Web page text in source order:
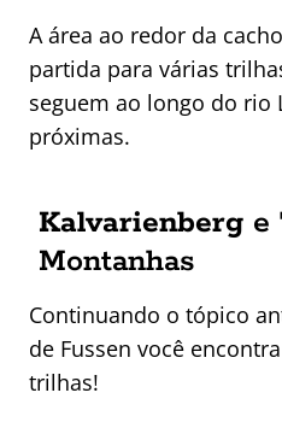
A área ao redor da
partida para várias
seguem ao longo do rio
próximas.
Kalvarienberg e
Montanhas
Continuando o tópico
de Fussen você
trilhas!